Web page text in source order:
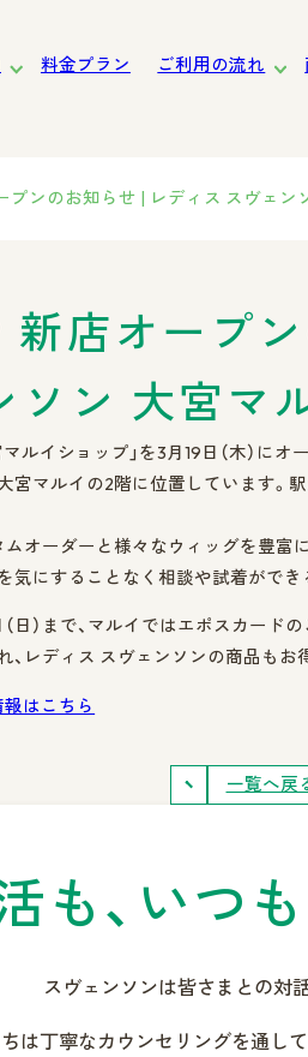
料金プラン ご利用の流れ
女性向
プンのお知らせ | レディス スヴェン
店オープ
ソン 大宮マ
ルイショップ」を3月19日（木）にオ
宮マルイの2階に位置しています。
ムオーダーと様々なウィッグを豊富
気にすることなく相談や試着ができ
（日）まで、マルイではエポスカー
、レディス スヴェンソンの商品もお
はこちら
一覧へ戻
も、 いつ
スヴェンソンは皆さまとの対
は丁寧なカウンセリングを通して